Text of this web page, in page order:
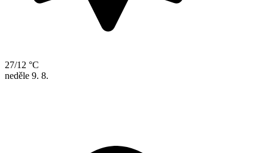
27/12 °C
neděle 9. 8.